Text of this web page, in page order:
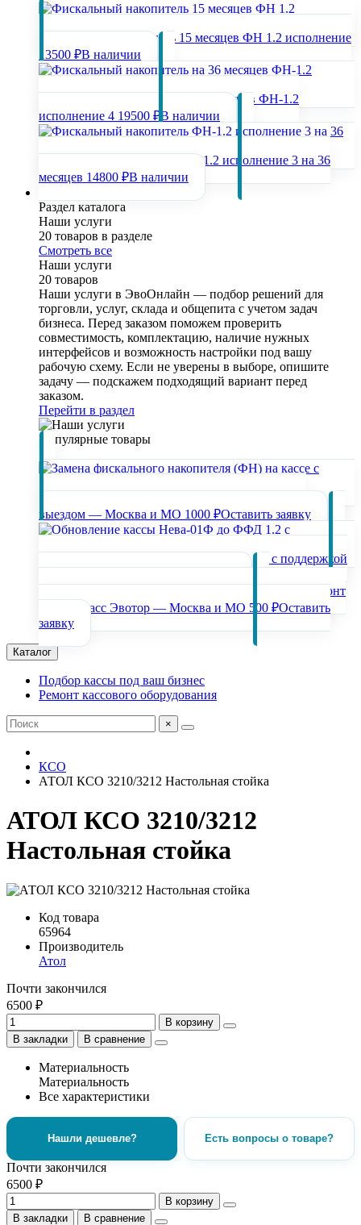
Фискальный накопитель 15 месяцев ФН 1.2 исполнение
13500 ₽В наличии
Фискальный накопитель на 36 месяцев ФН-1.2
исполнение 4 19500 ₽ В наличии
Фискальный накопитель ФН-1.2 исполнение 3 на 36
месяцев 14800 ₽В наличии
Раздел каталога
Наши услуги
20 товаров в разделе
Смотреть все
Наши услуги
20 товаров
Наши услуги в ЭвоОнлайн — подбор решений для
торговли, услуг, склада и общепита с учетом задач
бизнеса. Перед заказом поможем проверить
совместимость, комплектацию, наличие нужных
интерфейсов и возможность настройки под вашу
рабочую схему. Если не уверены в выборе, опишите
задачу — подскажем подходящий вариант перед
заказом.
Перейти в раздел
Популярные товары
выездом — Москва и МО 1000 ₽Оставить заявку
Обновление кассы Нева-01Ф до ФФД 1.2 с поддержкой
Ремонт
онлайн-касс Эвотор — Москва и МО 500 ₽Оставить
заявку
Каталог
Подбор кассы под ваш бизнес
Ремонт кассового оборудования
×
КСО
АТОЛ КСО 3210/3212 Настольная стойка
АТОЛ КСО 3210/3212
Настольная стойка
Код товара
65964
Производитель
Атол
Почти закончился
6500 ₽
В корзину
В закладки
В сравнение
Материальность
Материальность
Все характеристики
Нашли дешевле? Есть вопросы о товаре?
Почти закончился
6500 ₽
В корзину
В закладки
В сравнение